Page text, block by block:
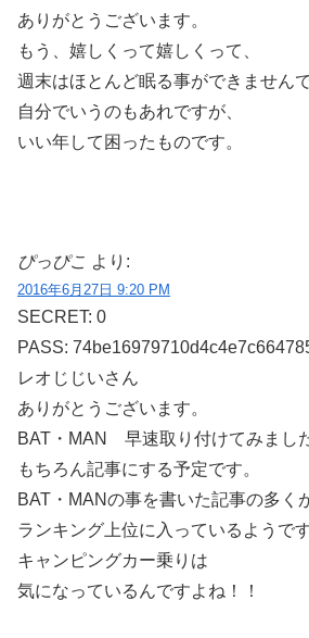
ありがとうございます。
もう、嬉しくって嬉しくって、
週末はほとんど眠る事ができません
自分でいうのもあれですが、
いい年して困ったものです。
ぴっぴこ より:
2016年6月27日 9:20 PM
SECRET: 0
PASS:
レオじじいさん
ありがとうございます。
BAT・MAN 早速取り付けてみまし
もちろん記事にする予定です。
BAT・MANの事を書いた記事の多く
ランキング上位に入っているようで
キャンピングカー乗りは
気になっているんですよね！！